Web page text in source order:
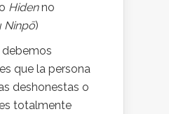
Hidenno
Ninpō)
debemos
que la persona
deshonestas o
totalmente